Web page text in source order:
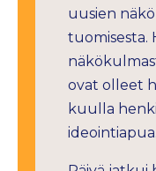
uusien
tuomisesta.
ovat olleet
kuulla
ideointiapua.